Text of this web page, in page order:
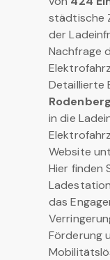
städtische
der
Nachfrage
Detaillierte
Rodenberg
in die
Website
Hier finden
das
Förderung